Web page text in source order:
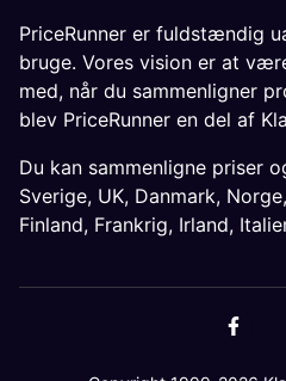
PriceRunner er fuldstændig
bruge. Vores vision er at
med, når du sammenligner
blev PriceRunner en del af
Du kan sammenligne priser
Sverige, UK, Danmark, Norge,
Finland, Frankrig, Irland,